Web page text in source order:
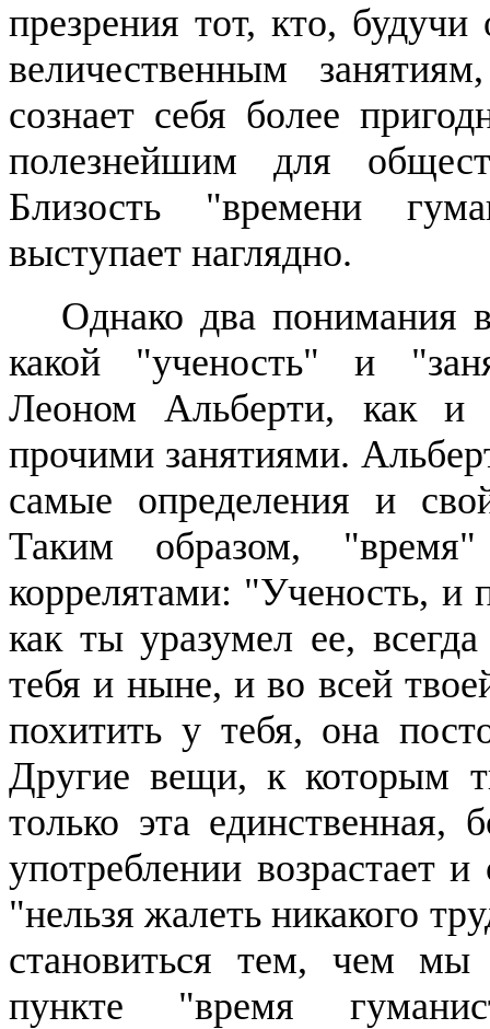
презрения тот, кто,
величественным
сознает себя более
полезнейшим для
Близость "времени
выступает наглядно.
Однако два понимания
какой "ученость" и
Леоном Альберти, как
прочими занятиями.
самые определения и
Таким образом,
коррелятами: "Ученость, и
как ты уразумел ее,
тебя и ныне, и во всей
похитить у тебя, она
Другие вещи, к которым
только эта
употреблении возрастает
"нельзя жалеть никакого
становиться тем, чем
пункте "время